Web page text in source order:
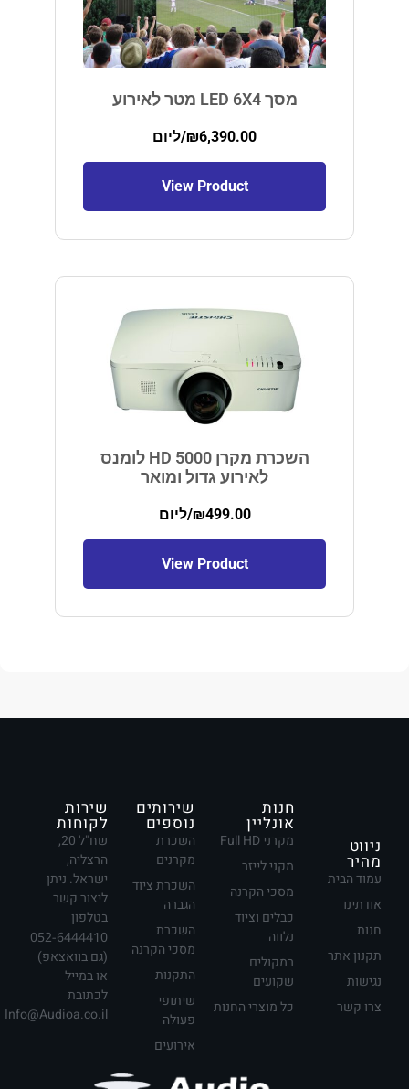
מסך LED 6X4 מטר לאירוע
₪6,390.00 /ליום
View Product
השכרת מקרן HD 5000 לומנס
לאירוע גדול ומואר
₪499.00 /ליום
View Product
ניווט
מהיר
עמוד הבית
אודתינו
חנות
תקנון אתר
נגישות
צרו קשר
חנות
אונליין
מקרני Full HD
מקני לייזר
מסכי הקרנה
כבלים וציוד
נלווה
רמקולים
שקועים
כל מוצרי החנות
שירותים
נוספים
השכרת
מקרנים
השכרת ציוד
הגברה
השכרת
מסכי הקרנה
התקנות
שיתופי
פעולה
אירועים
שירות
לקוחות
שח"ל 20,
הרצליה,
ישראל. ניתן
ליצור קשר
בטלפון
052-6444410
(גם בוואצאפ)
או במייל
לכתובת
Info@Audioa.co.il